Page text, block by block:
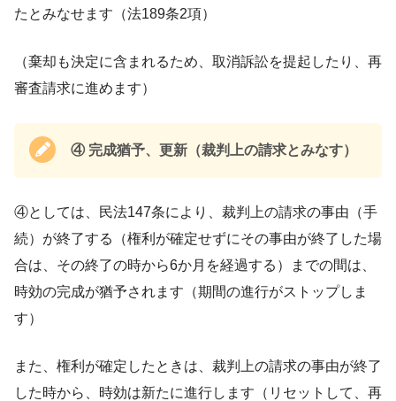
たとみなせます（法189条2項）
（棄却も決定に含まれるため、取消訴訟を提起したり、再
審査請求に進めます）
④ 完成猶予、更新（裁判上の請求とみなす）
④としては、民法147条により、裁判上の請求の事由（手
続）が終了する（権利が確定せずにその事由が終了した場
合は、その終了の時から6か月を経過する）までの間は、
時効の完成が猶予されます（期間の進行がストップしま
す）
また、権利が確定したときは、裁判上の請求の事由が終了
した時から、時効は新たに進行します（リセットして、再